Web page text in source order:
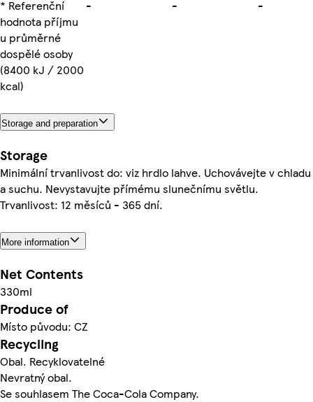
* Referenční
hodnotа příjmu
u průměrné
dospělé osoby
(8400 kJ / 2000
kcal)
- - -
Storage and preparation
Storage
Minimální trvanlivost do: viz hrdlo lahve. Uchovávejte v chladu
a suchu. Nevystavujte přímému slunečnímu světlu.
Trvanlivost: 12 měsíců - 365 dní.
More information
Net Contents
330ml
Produce of
Místo původu: CZ
Recycling
Obal. Recyklovatelné
Nevratný obal.
Se souhlasem The Coca-Cola Company.